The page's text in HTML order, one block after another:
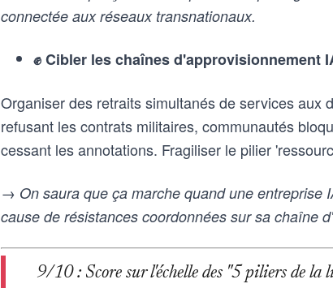
connectée aux réseaux transnationaux.
✊ Cibler les chaînes d'approvisionnement
Organiser des retraits simultanés de services
refusant les contrats militaires, communautés
cessant les annotations. Fragiliser le pilier
→ On saura que ça marche quand une entreprise
cause de résistances coordonnées sur sa chaîne
9/10 : Score sur l'échelle des "5 piliers de